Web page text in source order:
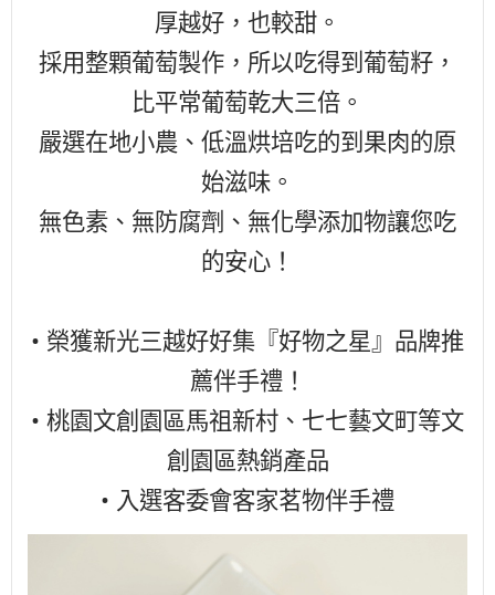
厚越好，也較甜。
採用整顆葡萄製作，所以吃得到葡萄籽，
比平常葡萄乾大三倍。
嚴選在地小農、低溫烘培吃的到果肉的原
始滋味。
無色素、無防腐劑、無化學添加物讓您吃
的安心！
• 榮獲新光三越好好集『好物之星』品牌推
薦伴手禮！
• 桃園文創園區馬祖新村、七七藝文町等文
創園區熱銷產品
• 入選客委會客家茗物伴手禮